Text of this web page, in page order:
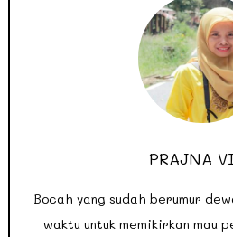
PRAJNA
Bocah yang sudah berumur
waktu untuk memikirkan mau